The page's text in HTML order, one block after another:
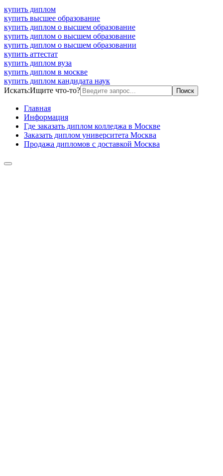
купить диплом
купить высшее образование
купить диплом о высшем образование
купить диплом о высшем образование
купить диплом о высшем образовании
купить аттестат
купить диплом вуза
купить диплом в москве
купить диплом кандидата наук
Искать:Ищите что-то?
Главная
Информация
Где заказать диплом колледжа в Москве
Заказать диплом университета Москва
Продажа дипломов с доставкой Москва